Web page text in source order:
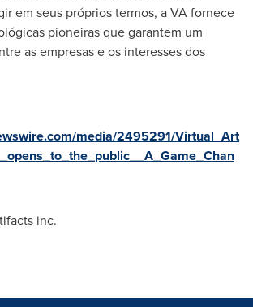
em seus próprios termos, a VA fornece
pioneiras que garantem um
as empresas e os interesses dos
media/2495291/Virtual_Art
inc.